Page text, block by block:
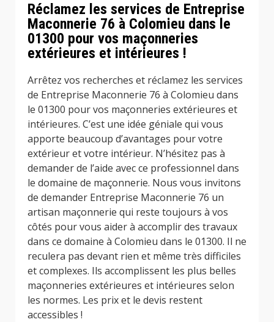
Réclamez les services de Entreprise
Maconnerie 76 à Colomieu dans le
01300 pour vos maçonneries
extérieures et intérieures !
Arrêtez vos recherches et réclamez les services
de Entreprise Maconnerie 76 à Colomieu dans
le 01300 pour vos maçonneries extérieures et
intérieures. C’est une idée géniale qui vous
apporte beaucoup d’avantages pour votre
extérieur et votre intérieur. N’hésitez pas à
demander de l’aide avec ce professionnel dans
le domaine de maçonnerie. Nous vous invitons
de demander Entreprise Maconnerie 76 un
artisan maçonnerie qui reste toujours à vos
côtés pour vous aider à accomplir des travaux
dans ce domaine à Colomieu dans le 01300. Il ne
reculera pas devant rien et même très difficiles
et complexes. Ils accomplissent les plus belles
maçonneries extérieures et intérieures selon
les normes. Les prix et le devis restent
accessibles !